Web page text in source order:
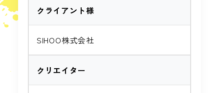
へ
移
クライアント様
SIHOO株式会社
クリエイター